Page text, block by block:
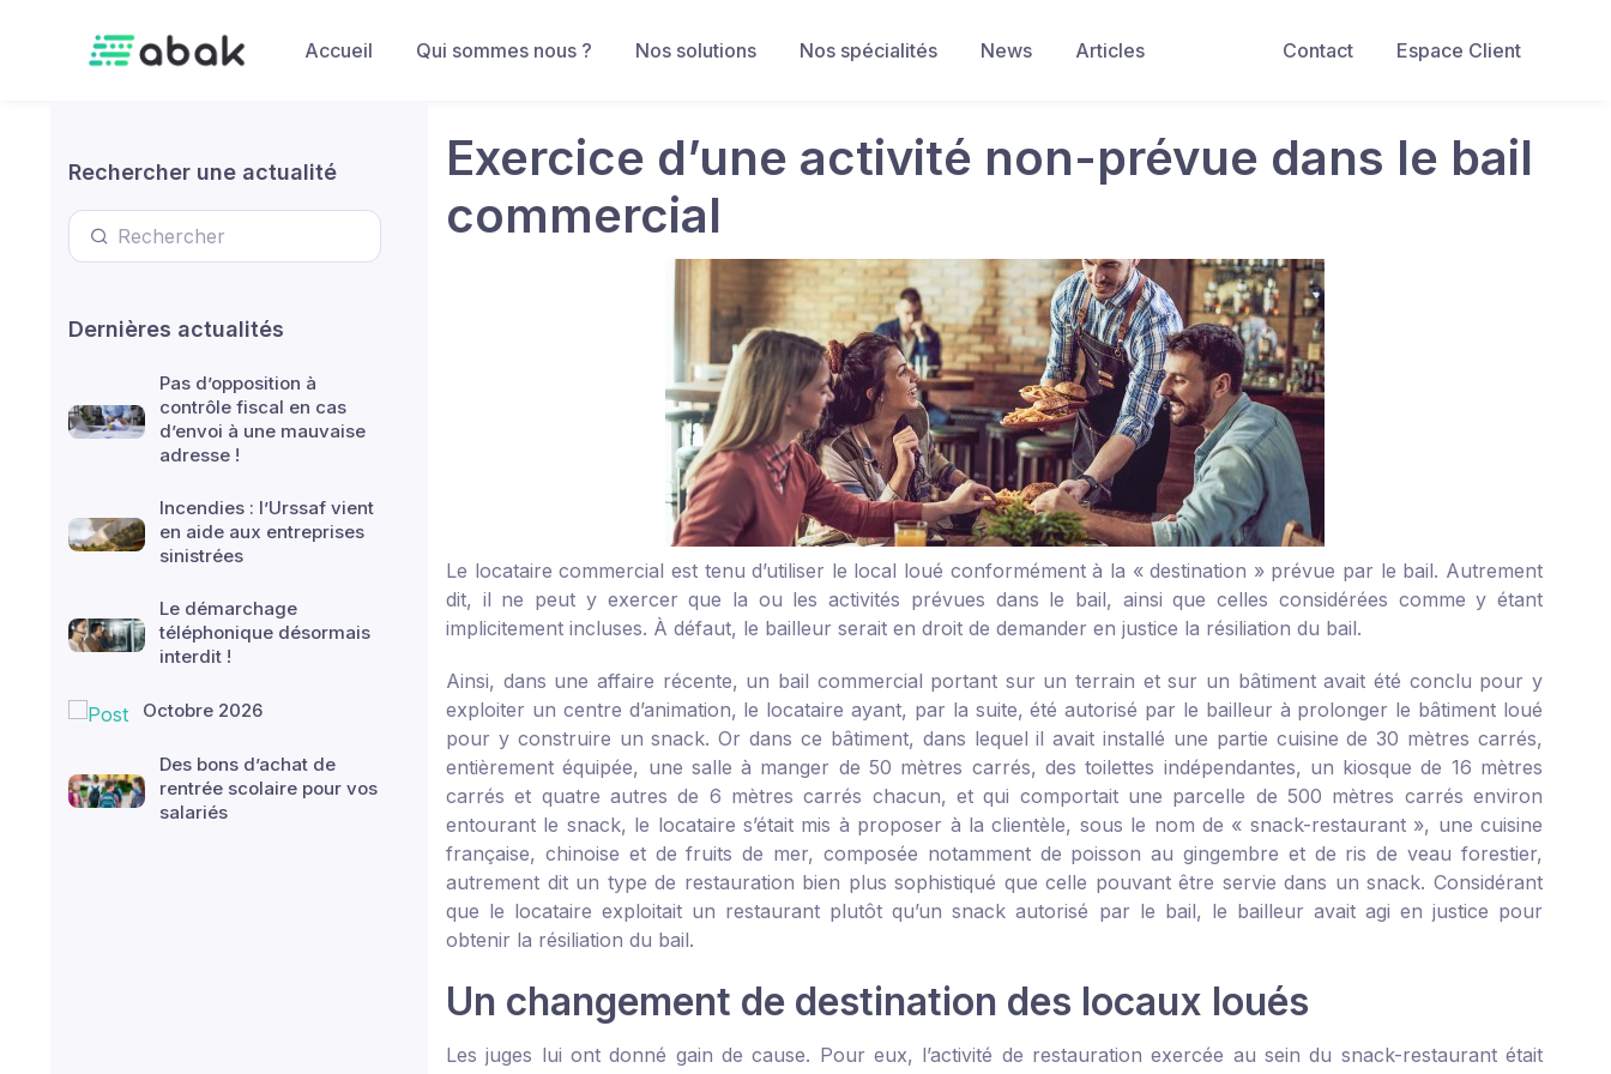
Contact
Espace Client
Accueil Qui sommes nous ? Nos solutions Nos spécialités News Articles
Rechercher une actualité
Dernières actualités
Pas d’opposition à
contrôle fiscal en cas
d’envoi à une mauvaise
adresse !
Incendies : l’Urssaf vient
en aide aux entreprises
sinistrées
Le démarchage
téléphonique désormais
interdit !
Octobre 2026
Des bons d’achat de
rentrée scolaire pour vos
salariés
Exercice d’une activité non-prévue dans le bail
commercial
Le locataire commercial est tenu d’utiliser le local loué conformément à la « destination » prévue par le bail. Autrement
dit, il ne peut y exercer que la ou les activités prévues dans le bail, ainsi que celles considérées comme y étant
implicitement incluses. À défaut, le bailleur serait en droit de demander en justice la résiliation du bail.
Ainsi, dans une affaire récente, un bail commercial portant sur un terrain et sur un bâtiment avait été conclu pour y
exploiter un centre d’animation, le locataire ayant, par la suite, été autorisé par le bailleur à prolonger le bâtiment loué
pour y construire un snack. Or dans ce bâtiment, dans lequel il avait installé une partie cuisine de 30 mètres carrés,
entièrement équipée, une salle à manger de 50 mètres carrés, des toilettes indépendantes, un kiosque de 16 mètres
carrés et quatre autres de 6 mètres carrés chacun, et qui comportait une parcelle de 500 mètres carrés environ
entourant le snack, le locataire s’était mis à proposer à la clientèle, sous le nom de « snack-restaurant », une cuisine
française, chinoise et de fruits de mer, composée notamment de poisson au gingembre et de ris de veau forestier,
autrement dit un type de restauration bien plus sophistiqué que celle pouvant être servie dans un snack. Considérant
que le locataire exploitait un restaurant plutôt qu’un snack autorisé par le bail, le bailleur avait agi en justice pour
obtenir la résiliation du bail.
Un changement de destination des locaux loués
Les juges lui ont donné gain de cause. Pour eux, l’activité de restauration exercée au sein du snack-restaurant était